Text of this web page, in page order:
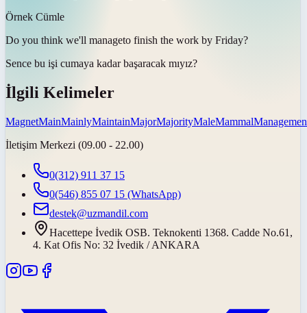
Örnek Cümle
Do you think we'll manageto finish the work by Friday?
Sence bu işi cumaya kadar başaracak mıyız?
İlgili Kelimeler
MagnetMainMainlyMaintainMajorMajorityMaleMammal
İletişim Merkezi (09.00 - 22.00)
0(312) 911 37 15
0(546) 855 07 15 (WhatsApp)
destek@uzmandil.com
Hacettepe İvedik OSB. Teknokenti 1368. Cadde No.61,
4. Kat Ofis No: 32 İvedik / ANKARA